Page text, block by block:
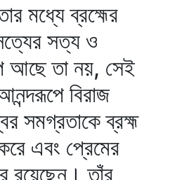
মধ্যে ব্রহ্মের
সত্য ও
আছে তা নয়, সেই
বিরাজ
সমগ্রতাকে ব্রহ্ম
করে এবং প্রেমের
রয়েছেন। তাঁর